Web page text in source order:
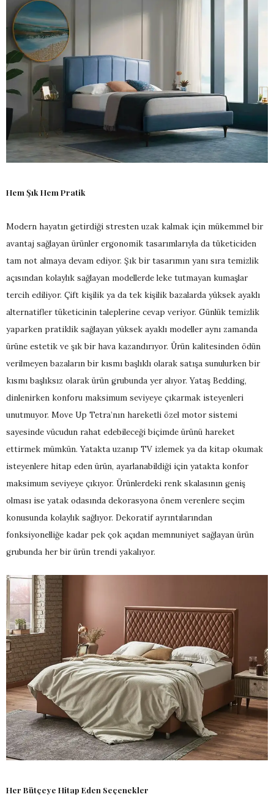
Hem Şık Hem Pratik
Modern hayatın getirdiği stresten uzak kalmak için mükemmel bir
avantaj sağlayan ürünler ergonomik tasarımlarıyla da tüketiciden
tam not almaya devam ediyor. Şık bir tasarımın yanı sıra temizlik
açısından kolaylık sağlayan modellerde leke tutmayan kumaşlar
tercih ediliyor. Çift kişilik ya da tek kişilik bazalarda yüksek ayaklı
alternatifler tüketicinin taleplerine cevap veriyor. Günlük temizlik
yaparken pratiklik sağlayan yüksek ayaklı modeller aynı zamanda
ürüne estetik ve şık bir hava kazandırıyor. Ürün kalitesinden ödün
verilmeyen bazaların bir kısmı başlıklı olarak satışa sunulurken bir
kısmı başlıksız olarak ürün grubunda yer alıyor. Yataş Bedding,
dinlenirken konforu maksimum seviyeye çıkarmak isteyenleri
unutmuyor. Move Up Tetra’nın hareketli özel motor sistemi
sayesinde vücudun rahat edebileceği biçimde ürünü hareket
ettirmek mümkün. Yatakta uzanıp TV izlemek ya da kitap okumak
isteyenlere hitap eden ürün, ayarlanabildiği için yatakta konfor
maksimum seviyeye çıkıyor. Ürünlerdeki renk skalasının geniş
olması ise yatak odasında dekorasyona önem verenlere seçim
konusunda kolaylık sağlıyor. Dekoratif ayrıntılarından
fonksiyonelliğe kadar pek çok açıdan memnuniyet sağlayan ürün
grubunda her bir ürün trendi yakalıyor.
Her Bütçeye Hitap Eden Seçenekler